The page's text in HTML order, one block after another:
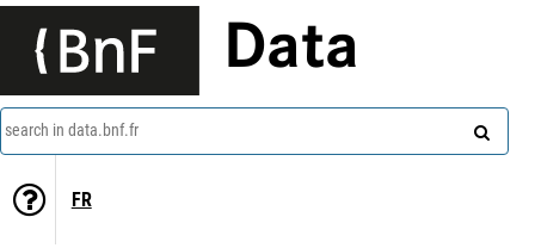
Data
search in data.bnf.fr
FR